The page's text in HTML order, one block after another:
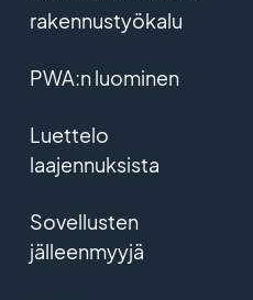
rakennustyökalu
PWA:n luominen
Luettelo
laajennuksista
Sovellusten
jälleenmyyjä